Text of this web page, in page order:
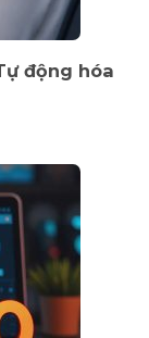
động hóa